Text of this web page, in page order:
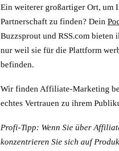
Ein weiterer großartiger Ort,
Partnerschaft zu finden? Dein
Buzzsprout und RSS.com bieten
nur weil sie für die Plattform
befinden.
Wir finden Affiliate-Marketing
echtes Vertrauen zu ihrem
Profi-Tipp: Wenn Sie über
konzentrieren Sie sich auf